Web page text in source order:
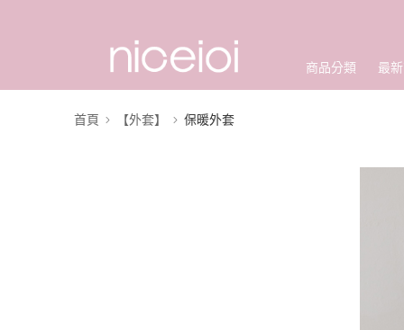
商品分類 最
首頁 【外套】 保暖外套